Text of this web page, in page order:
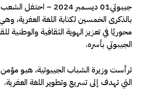
جيبوتي01 ديسمبر 2024 –
بالذكرى الخمسين لكتابة اللغة العفرية،
محوريًا في تعزيز الهوية الثقافية والوطنية
الجيبوتي بأسره.
ترأست وزيرة الشباب الجيبوتية، هبو
التي تهدف إلى تسريع وتطوير اللغة العفرية.